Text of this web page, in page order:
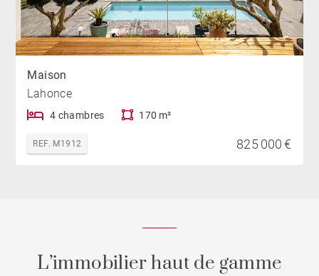
Maison
Lahonce
4 chambres 170 m²
REF. M1912 825 000 €
L’immobilier haut de gamme